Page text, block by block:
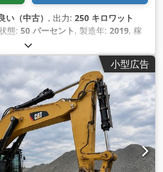
い（中古） , 出力: 250 キロワット
態: 50 パーセント , 製造年: 2019, 稼
エアコン
小型広告